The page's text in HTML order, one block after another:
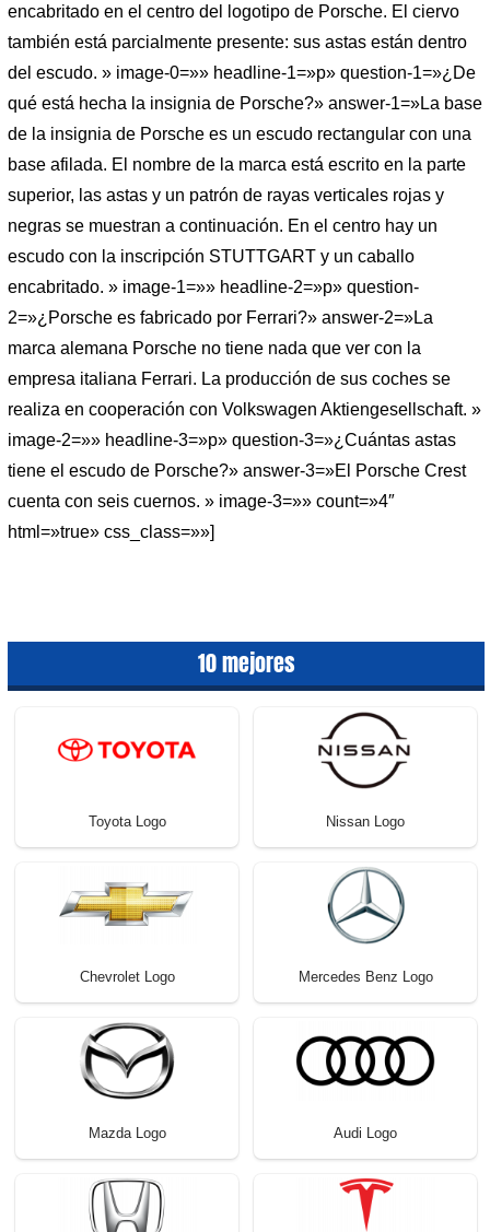
encabritado en el centro del logotipo de Porsche. El ciervo
también está parcialmente presente: sus astas están dentro
del escudo. » image-0=»» headline-1=»p» question-1=»¿De
qué está hecha la insignia de Porsche?» answer-1=»La base
de la insignia de Porsche es un escudo rectangular con una
base afilada. El nombre de la marca está escrito en la parte
superior, las astas y un patrón de rayas verticales rojas y
negras se muestran a continuación. En el centro hay un
escudo con la inscripción STUTTGART y un caballo
encabritado. » image-1=»» headline-2=»p» question-
2=»¿Porsche es fabricado por Ferrari?» answer-2=»La
marca alemana Porsche no tiene nada que ver con la
empresa italiana Ferrari. La producción de sus coches se
realiza en cooperación con Volkswagen Aktiengesellschaft. »
image-2=»» headline-3=»p» question-3=»¿Cuántas astas
tiene el escudo de Porsche?» answer-3=»El Porsche Crest
cuenta con seis cuernos. » image-3=»» count=»4″
html=»true» css_class=»»]
10 mejores
Toyota Logo Nissan Logo
Chevrolet Logo Mercedes Benz Logo
Mazda Logo Audi Logo